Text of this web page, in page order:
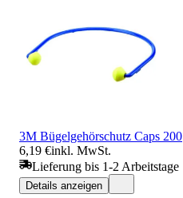
3M Bügelgehörschutz Caps 200
6,19 €inkl. MwSt.
Lieferung bis 1-2 Arbeitstage
Details anzeigen